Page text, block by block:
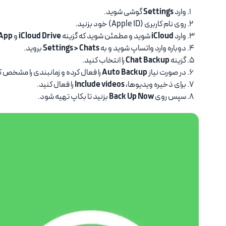
واردSettingsگوشی شوید.
روی نام کاربری (Apple ID) خود بزنید.
واردiCloudشوید و مطمئن شوید که گزینهiCloud Driveو
دوباره وارد واتساپ شوید و بهSettings > Chatsبروید.
گزینهChat Backupرا انتخاب کنید.
در صورت نیازAuto Backupرا فعال کرده و زمانبندی را مشخص
برای ذخیره ویدیوها،Include videosرا فعال کنید.
سپس رویBack Up Nowبزنید تا بکاپ تهیه شود.